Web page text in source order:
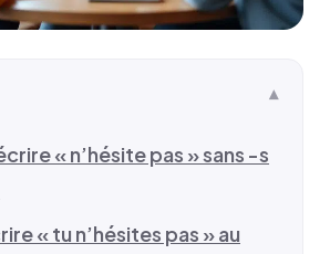
« n’hésite pas » sans -s
« tu n’hésites pas » au